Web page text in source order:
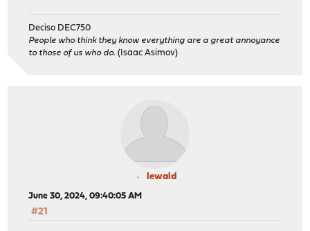
Deciso DEC750
People who think they know everything are a great annoyance
to those of us who do. (Isaac Asimov)
lewald
June 30, 2024, 09:40:05 AM
#21